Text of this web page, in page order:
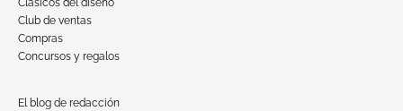
Clásicos del diseño
Club de ventas
Compras
Concursos y regalos
El blog de redacción